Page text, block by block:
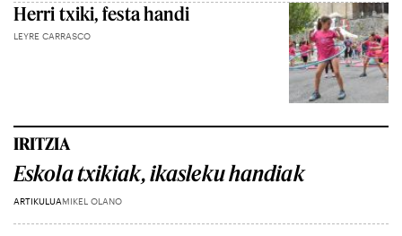
Herri txiki, festa handi
LEYRE CARRASCO
IRITZIA
Eskola txikiak, ikasleku handiak
ARTIKULUAMIKEL OLANO